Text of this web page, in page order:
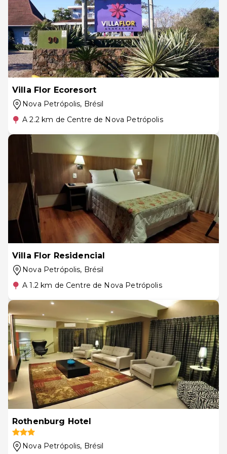
Villa Flor Ecoresort
Nova Petrópolis, Brésil
A 2.2 km de Centre de Nova Petrópolis
Villa Flor Residencial
Nova Petrópolis, Brésil
A 1.2 km de Centre de Nova Petrópolis
Rothenburg Hotel
Nova Petrópolis, Brésil